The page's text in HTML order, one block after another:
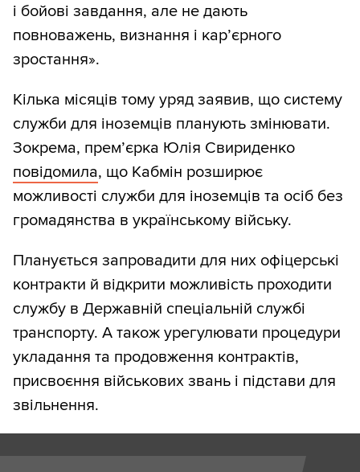
і бойові завдання, але не дають
повноважень, визнання і кар’єрного
зростання».
Кілька місяців тому уряд заявив, що систему
служби для іноземців планують змінювати.
Зокрема, прем’єрка Юлія Свириденко
повідомила, що Кабмін розширює
можливості служби для іноземців та осіб без
громадянства в українському війську.
Планується запровадити для них офіцерські
контракти й відкрити можливість проходити
службу в Державній спеціальній службі
транспорту. А також урегулювати процедури
укладання та продовження контрактів,
присвоєння військових звань і підстави для
звільнення.